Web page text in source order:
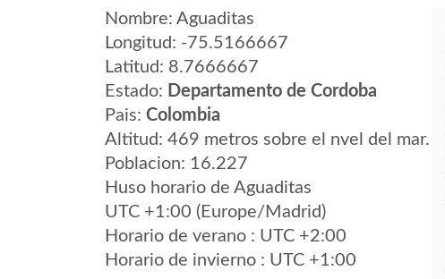
Nombre: Aguaditas
Longitud: -75.5166667
Latitud: 8.7666667
Estado: Departamento de Cordoba
Pais: Colombia
Altitud: 469 metros sobre el nvel del mar.
Poblacion: 16.227
Huso horario de Aguaditas
UTC +1:00 (Europe/Madrid)
Horario de verano : UTC +2:00
Horario de invierno : UTC +1:00